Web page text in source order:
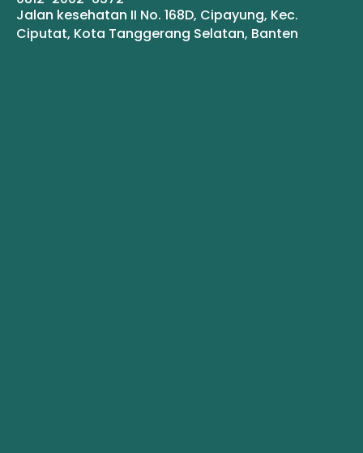
Jalan kesehatan II No. 168D, Cipayung, Kec.
Ciputat, Kota Tanggerang Selatan, Banten